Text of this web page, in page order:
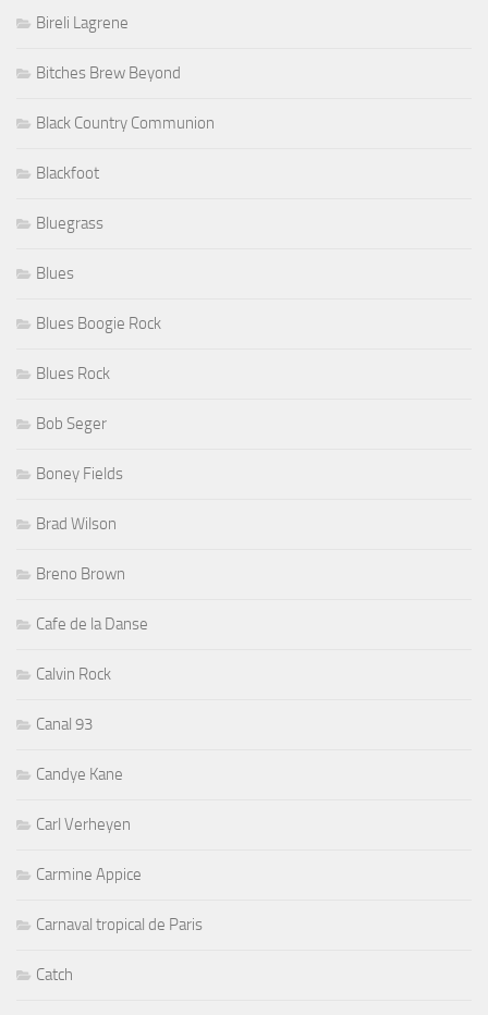
Bireli Lagrene
Bitches Brew Beyond
Black Country Communion
Blackfoot
Bluegrass
Blues
Blues Boogie Rock
Blues Rock
Bob Seger
Boney Fields
Brad Wilson
Breno Brown
Cafe de la Danse
Calvin Rock
Canal 93
Candye Kane
Carl Verheyen
Carmine Appice
Carnaval tropical de Paris
Catch